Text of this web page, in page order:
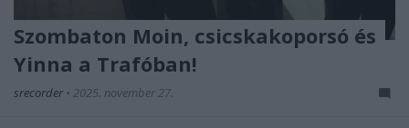
Szombaton Moin, csicskakoporsó és
Yinna a Trafóban!
srecorder • 2025. november 27.